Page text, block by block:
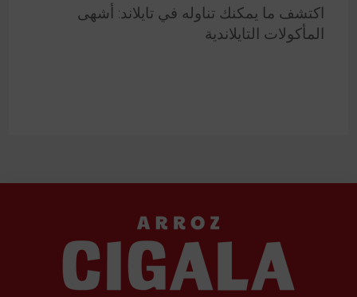
اكتشف ما يمكنك تناوله في تايلاند: أشهى
المأكولات التايلاندية